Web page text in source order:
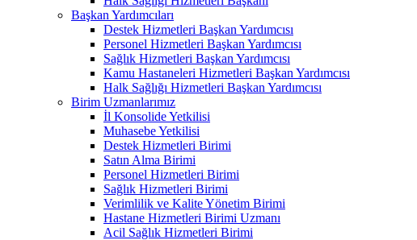
Başkan Yardımcıları
Destek Hizmetleri Başkan Yardımcısı
Personel Hizmetleri Başkan Yardımcısı
Sağlık Hizmetleri Başkan Yardımcısı
Kamu Hastaneleri Hizmetleri Başkan Yardımcısı
Halk Sağlığı Hizmetleri Başkan Yardımcısı
Birim Uzmanlarımız
İl Konsolide Yetkilisi
Muhasebe Yetkilisi
Destek Hizmetleri Birimi
Satın Alma Birimi
Personel Hizmetleri Birimi
Sağlık Hizmetleri Birimi
Verimlilik ve Kalite Yönetim Birimi
Hastane Hizmetleri Birimi Uzmanı
Acil Sağlık Hizmetleri Birimi